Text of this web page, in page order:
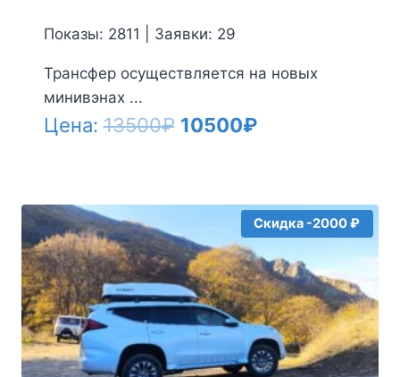
Показы: 2811 | Заявки: 29
Трансфер осуществляется на новых
минивэнах ...
Цена:13500₽ Первоначальная
13500₽.
10500₽Текущая
Скидка -2000 ₽